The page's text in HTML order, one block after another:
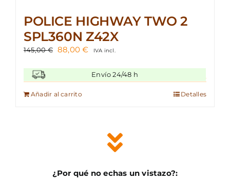
POLICE HIGHWAY TWO 2
SPL360N Z42X
145,00€ El
original
era:
145,00 €.
88,00€ El
actual
es:
IVA incl.
Envío 24/48 h
Añadir al carrito Detalles
¿Por qué no echas un vistazo?: